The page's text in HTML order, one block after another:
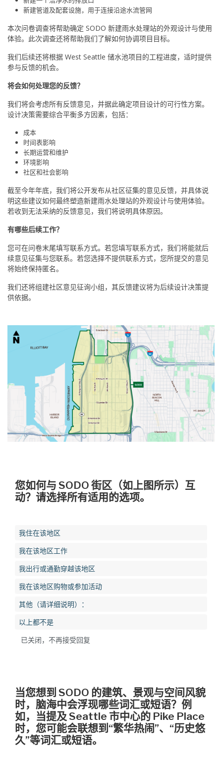
新建管道及配套设施，用于连接沿途水流管网
本次问卷调查将帮助确定 SODO 新建雨水处理站的外观设计与使用
体验。此次调查还将帮助我们了解如何协调项目目标。
我们后续还将根据 West Seattle 储水池项目的工程进度，适时提供
参与反馈的机会。
将会如何处理您的反馈？
我们将会考虑所有反馈意见，并据此确定项目设计的可行性方案。
设计决策需要综合平衡多方因素，包括：
成本
时间表影响
长期运营和维护
环境影响
社区和社会影响
截至今年年底，我们将公开发布从社区征集的意见反馈，并具体说
明这些建议如何最终塑造新建雨水处理站的外观设计与使用体验。
若收到无法采纳的反馈意见，我们将说明具体原因。
有哪些后续工作？
您可在问卷末尾填写联系方式。若您填写联系方式，我们将能就后
续意见征集与您联系。若您选择不提供联系方式，您所提交的意见
将始终保持匿名。
我们还将组建社区意见征询小组，其反馈建议将为后续设计决策提
供依据。
您如何与 SODO 街区（如上图所示）互
动？请选择所有适用的选项。
我住在该地区
我在该地区工作
我出行或通勤穿越该地区
我在该地区购物或参加活动
其他（请详细说明）：
以上都不是
已关闭，不再接受回复
当您想到 SODO 的建筑、景观与空间风貌
时，脑海中会浮现哪些词汇或短语？例
如，当提及 Seattle 市中心的 Pike Place
时，您可能会联想到“繁华热闹”、“历史悠
久”等词汇或短语。